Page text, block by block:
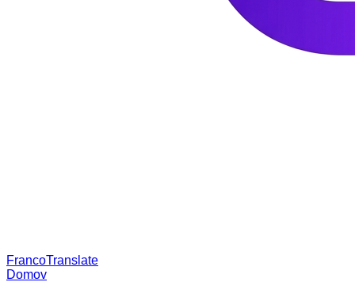
FrancoTranslate
Domov